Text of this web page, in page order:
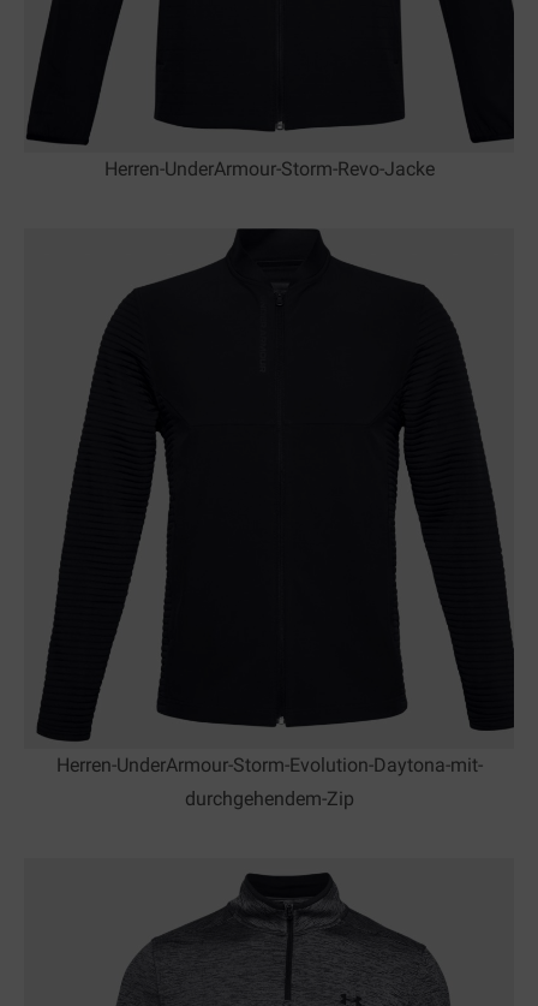
Herren-UnderArmour-Storm-Revo-Jacke
Herren-UnderArmour-Storm-Evolution-Daytona-mit-
durchgehendem-Zip